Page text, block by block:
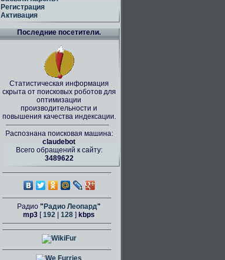
Регистрация
Активация
Последние посетители.
Статистическая информация
скрыта от поисковых роботов для
оптимизации
производительности и
повышения качества индексации.
Распознана поисковая машина:
claudebot
Всего обращений к сайту:
3489622
Радио " Радио Леопард"
mp3 [192 128 ] kbps